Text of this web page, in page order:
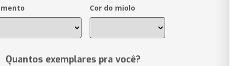
Cor do miolo
Quantos exemplares pra você?